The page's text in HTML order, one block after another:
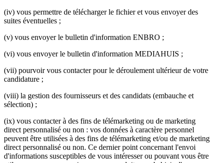
(iv) vous permettre de télécharger le fichier et vous envoyer des
suites éventuelles ;
(v) vous envoyer le bulletin d'information ENBRO ;
(vi) vous envoyer le bulletin d'information MEDIAHUIS ;
(vii) pourvoir vous contacter pour le déroulement ultérieur de votre
candidature ;
(viii) la gestion des fournisseurs et des candidats (embauche et
sélection) ;
(ix) vous contacter à des fins de télémarketing ou de marketing
direct personnalisé ou non : vos données à caractère personnel
peuvent être utilisées à des fins de télémarketing et/ou de marketing
direct personnalisé ou non. Ce dernier point concernant l'envoi
d'informations susceptibles de vous intéresser ou pouvant vous être